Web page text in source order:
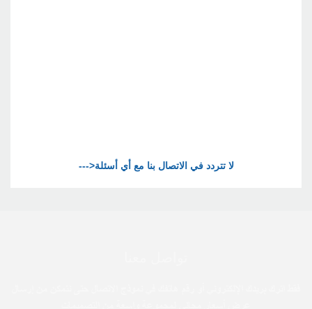
--->لا تتردد في الاتصال بنا مع أي أسئلة